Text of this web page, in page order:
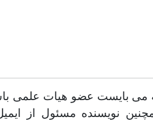
می بایست عضو هیات علمی
نویسنده مسئول از